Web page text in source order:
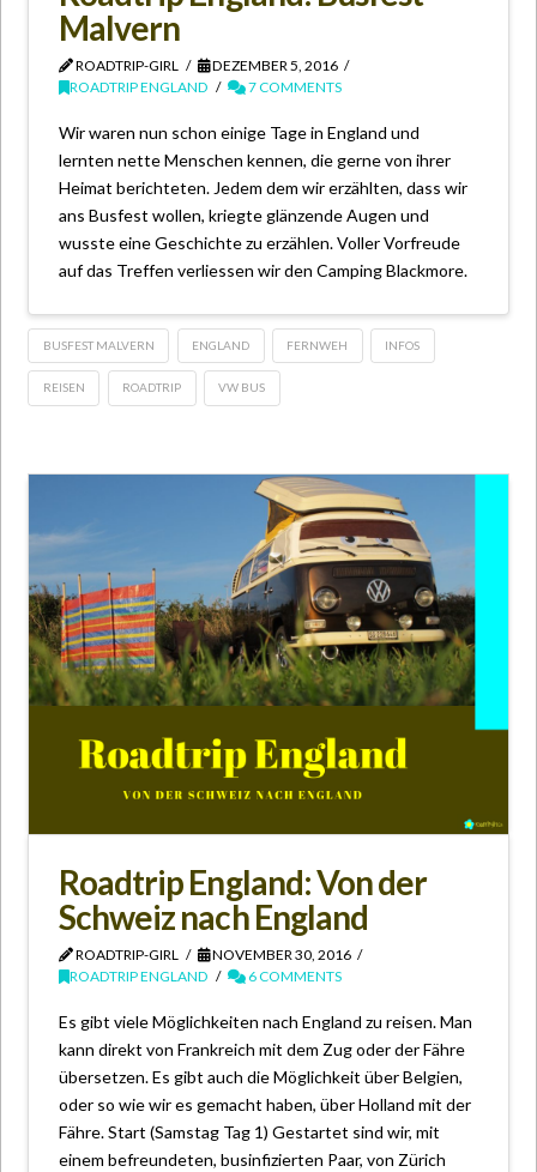
Malvern
ROADTRIP-GIRL
DEZEMBER 5, 2016
ROADTRIP ENGLAND
7 COMMENTS
Wir waren nun schon einige Tage in England und
lernten nette Menschen kennen, die gerne von ihrer
Heimat berichteten. Jedem dem wir erzählten, dass wir
ans Busfest wollen, kriegte glänzende Augen und
wusste eine Geschichte zu erzählen. Voller Vorfreude
auf das Treffen verliessen wir den Camping Blackmore.
BUSFEST MALVERN ENGLAND FERNWEH INFOS
REISEN ROADTRIP VW BUS
Roadtrip England: Von der
Schweiz nach England
ROADTRIP-GIRL
NOVEMBER 30, 2016
ROADTRIP ENGLAND
6 COMMENTS
Es gibt viele Möglichkeiten nach England zu reisen. Man
kann direkt von Frankreich mit dem Zug oder der Fähre
übersetzen. Es gibt auch die Möglichkeit über Belgien,
oder so wie wir es gemacht haben, über Holland mit der
Fähre. Start (Samstag Tag 1) Gestartet sind wir, mit
einem befreundeten, businfizierten Paar, von Zürich